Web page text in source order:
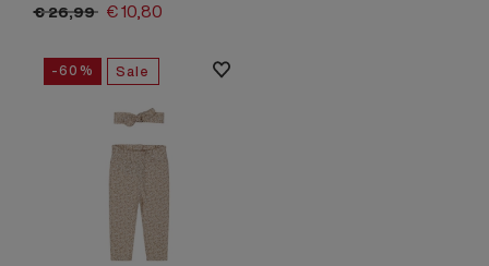
€26,99 €10,80
-60% Sale